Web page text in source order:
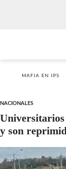
MAFIA EN IPS
NACIONALES
y son